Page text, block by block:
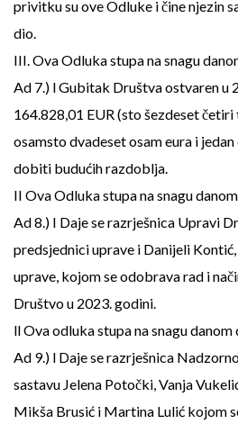
privitku su ove Odluke i čine njezin
dio.
III. Ova Odluka stupa na snagu
Ad 7.) l Gubitak Društva ostvaren u
164.828,01 EUR (sto šezdeset četiri
osamsto dvadeset osam eura i
dobiti budućih razdoblja.
II Ova Odluka stupa na snagu
Ad 8.) I Daje se razrješnica Upravi
predsjednici uprave i Danijeli
uprave, kojom se odobrava rad i
Društvo u 2023. godini.
ll Ova odluka stupa na snagu danom
Ad 9.) l Daje se razrješnica
sastavu Jelena Potočki, Vanja
Mikša Brusić i Martina Lulić kojom